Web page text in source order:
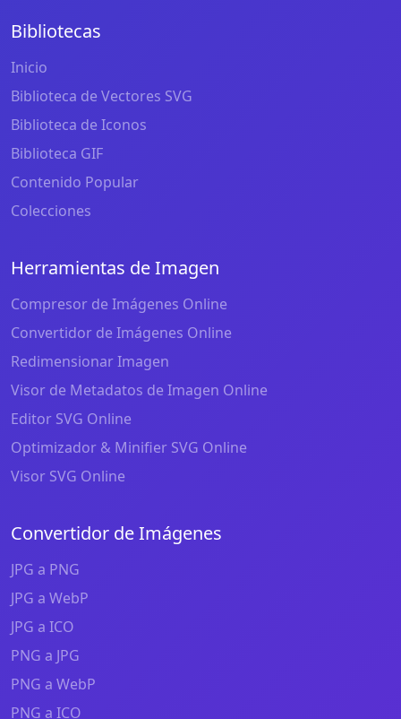
Bibliotecas
Inicio
Biblioteca de Vectores SVG
Biblioteca de Iconos
Biblioteca GIF
Contenido Popular
Colecciones
Herramientas de Imagen
Compresor de Imágenes Online
Convertidor de Imágenes Online
Redimensionar Imagen
Visor de Metadatos de Imagen Online
Editor SVG Online
Optimizador & Minifier SVG Online
Visor SVG Online
Convertidor de Imágenes
JPG a PNG
JPG a WebP
JPG a ICO
PNG a JPG
PNG a WebP
PNG a ICO